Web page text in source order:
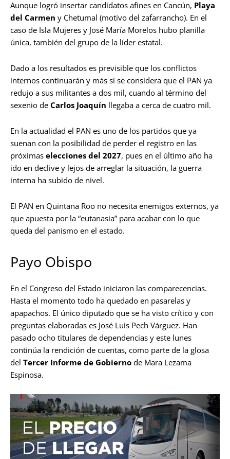
Aunque logró insertar candidatos afines en Cancún, Playa
del Carmen y Chetumal (motivo del zafarrancho). En el
caso de Isla Mujeres y José María Morelos hubo planilla
única, también del grupo de la líder estatal.
Dado a los resultados es previsible que los conflictos
internos continuarán y más si se considera que el PAN ya
redujo a sus militantes a dos mil, cuando al término del
sexenio de Carlos Joaquín llegaba a cerca de cuatro mil.
En la actualidad el PAN es uno de los partidos que ya
suenan con la posibilidad de perder el registro en las
próximas elecciones del 2027, pues en el último año ha
ido en declive y lejos de arreglar la situación, la guerra
interna ha subido de nivel.
El PAN en Quintana Roo no necesita enemigos externos, ya
que apuesta por la “eutanasia” para acabar con lo que
queda del panismo en el estado.
Payo Obispo
En el Congreso del Estado iniciaron las comparecencias.
Hasta el momento todo ha quedado en pasarelas y
apapachos. El único diputado que se ha visto crítico y con
preguntas elaboradas es José Luis Pech Várguez. Han
pasado ocho titulares de dependencias y este lunes
continúa la rendición de cuentas, como parte de la glosa
del Tercer Informe de Gobierno de Mara Lezama
Espinosa.